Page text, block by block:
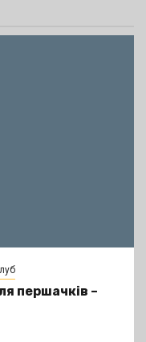
першачків –